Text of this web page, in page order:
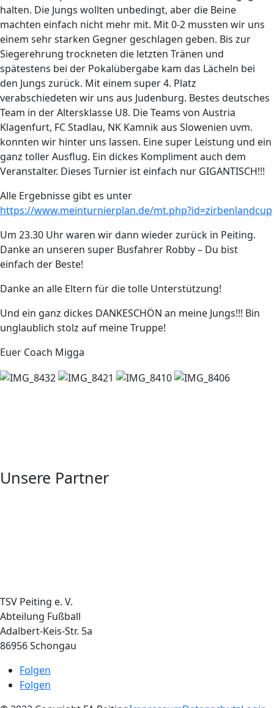
halten. Die Jungs wollten unbedingt, aber die Beine
machten einfach nicht mehr mit. Mit 0-2 mussten wir uns
einem sehr starken Gegner geschlagen geben. Bis zur
Siegerehrung trockneten die letzten Tränen und
spätestens bei der Pokalübergabe kam das Lächeln bei
den Jungs zurück. Mit einem super 4. Platz
verabschiedeten wir uns aus Judenburg. Bestes deutsches
Team in der Altersklasse U8. Die Teams von Austria
Klagenfurt, FC Stadlau, NK Kamnik aus Slowenien uvm.
konnten wir hinter uns lassen. Eine super Leistung und ein
ganz toller Ausflug. Ein dickes Kompliment auch dem
Veranstalter. Dieses Turnier ist einfach nur GIGANTISCH!!!
Alle Ergebnisse gibt es unter
https://www.meinturnierplan.de/mt.php?id=zirbenlandcup
Um 23.30 Uhr waren wir dann wieder zurück in Peiting.
Danke an unseren super Busfahrer Robby – Du bist
einfach der Beste!
Danke an alle Eltern für die tolle Unterstützung!
Und ein ganz dickes DANKESCHÖN an meine Jungs!!! Bin
unglaublich stolz auf meine Truppe!
Euer Coach Migga
Unsere Partner
TSV Peiting e. V.
Abteilung Fußball
Adalbert-Keis-Str. 5a
86956 Schongau
Folgen
Folgen